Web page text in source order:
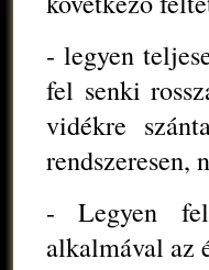
- legyen
fel senki
vidékre
rendszeresen,
- Legyen
alkalmával az